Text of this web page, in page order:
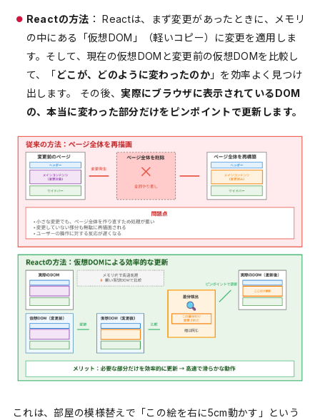
Reactの方法 ： Reactは、まず変更があったときに、メモリ
の中にある「仮想DOM」（軽いコピー）に変更を適用しま
す。そして、現在の仮想DOMと変更前の仮想DOMを比較し
て、「どこが、どのように変わったのか 」を効率よく見つけ
出します。 その後、実際にブラウザに表示されているDOM
の、本当に変わった部分だけをピンポイントで更新します。
これは、部屋の模様替えで「この絵を右に5cm動かす」という